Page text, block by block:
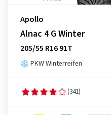
Apollo
Alnac 4 G Winter
205/55 R16 91T
PKW Winterreifen
(341)